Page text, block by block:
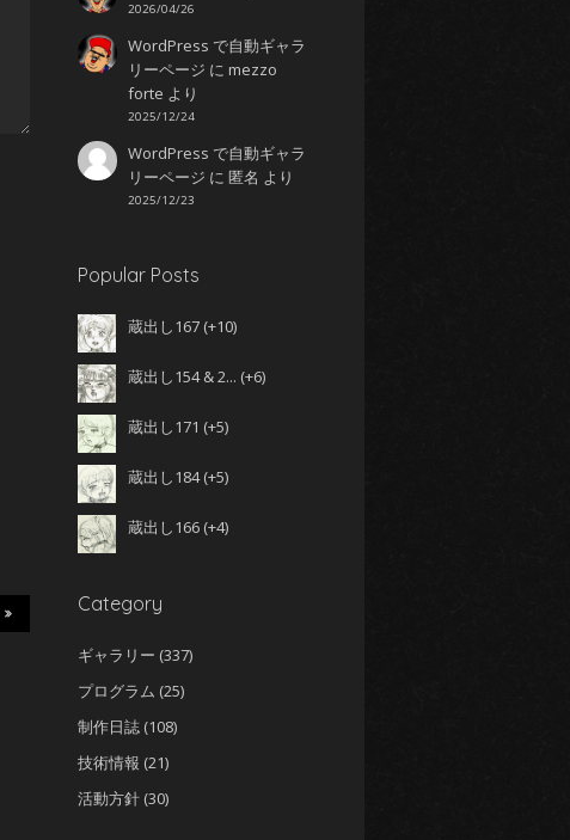
2026/04/26
WordPress で自動ギャラ
リーページ にmezzo
forte より
2025/12/24
WordPress で自動ギャラ
リーページ に匿名 より
2025/12/23
Popular Posts
蔵出し167 +10
蔵出し154 & 2... +6
蔵出し171 +5
蔵出し184 +5
蔵出し166 +4
Category
ギャラリー (337)
プログラム (25)
制作日誌 (108)
技術情報 (21)
活動方針 (30)